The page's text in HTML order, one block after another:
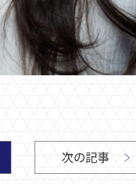
次の記事